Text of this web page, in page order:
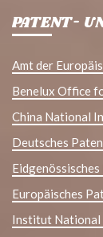
PATENT-
Amt der
Benelux Office
China National
Deutsches
Europäisches
Institut National